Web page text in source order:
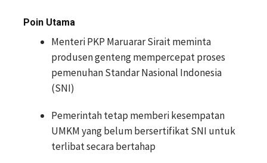
Poin Utama
Menteri PKP Maruarar Sirait meminta
produsen genteng mempercepat proses
pemenuhan Standar Nasional Indonesia
(SNI)
Pemerintah tetap memberi kesempatan
UMKM yang belum bersertifikat SNI untuk
terlibat secara bertahap